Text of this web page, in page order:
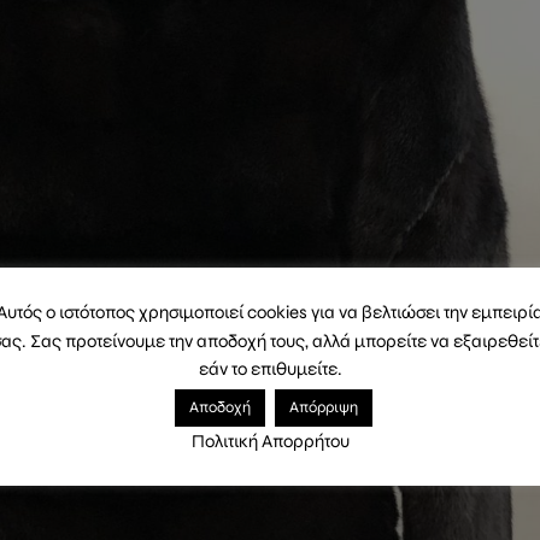
ο ιστότοπος χρησιμοποιεί cookies για να βελτιώσει την
Σας προτείνουμε την αποδοχή τους, αλλά μπορείτε να
εάν το επιθυμείτε.
Αποδοχή Απόρριψη
Πολιτική Απορρήτου